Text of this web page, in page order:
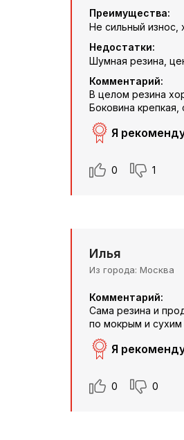
Преимущества:
Не сильный
Недостатки:
Шумная резина,
Комментарий:
В целом резина
Боковина
Я
0 1
Илья
Из города Москва
Комментарий:
Сама резина и
по мокрым и сухим
Я
0 0